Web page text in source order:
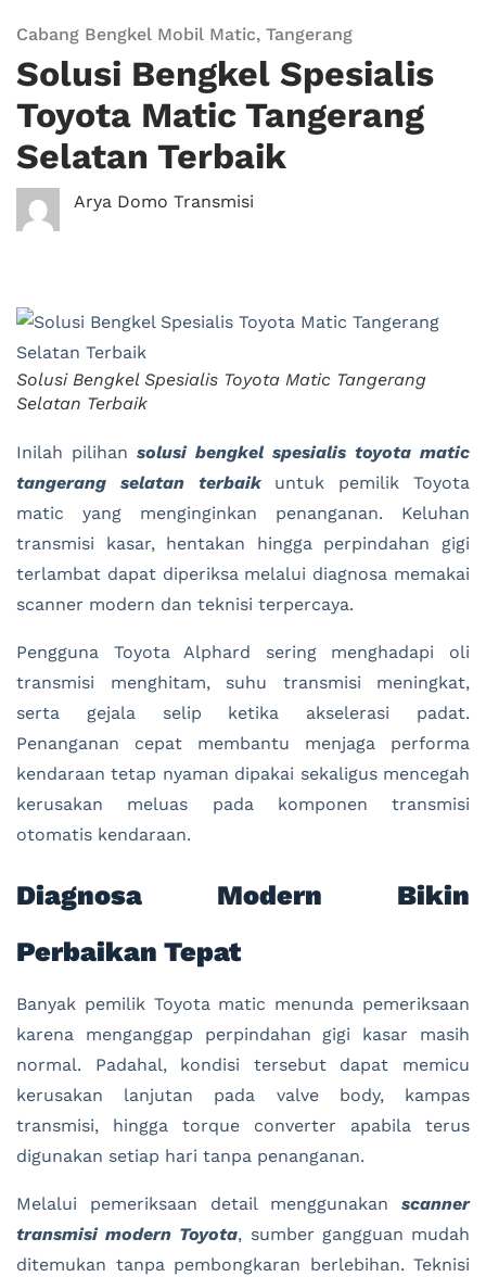
Cabang Bengkel Mobil Matic, Tangerang
Solusi Bengkel Spesialis
Toyota Matic Tangerang
Selatan Terbaik
Arya Domo Transmisi
Solusi Bengkel Spesialis Toyota Matic Tangerang
Selatan Terbaik
Inilah pilihan solusi bengkel spesialis toyota matic
tangerang selatan terbaikuntuk pemilik Toyota
matic yang menginginkan penanganan. Keluhan
transmisi kasar, hentakan hingga perpindahan gigi
terlambat dapat diperiksa melalui diagnosa memakai
scanner modern dan teknisi terpercaya.
Pengguna Toyota Alphard sering menghadapi oli
transmisi menghitam, suhu transmisi meningkat,
serta gejala selip ketika akselerasi padat.
Penanganan cepat membantu menjaga performa
kendaraan tetap nyaman dipakai sekaligus mencegah
kerusakan meluas pada komponen transmisi
otomatis kendaraan.
Diagnosa Modern Bikin
Perbaikan Tepat
Banyak pemilik Toyota matic menunda pemeriksaan
karena menganggap perpindahan gigi kasar masih
normal. Padahal, kondisi tersebut dapat memicu
kerusakan lanjutan pada valve body, kampas
transmisi, hingga torque converter apabila terus
digunakan setiap hari tanpa penanganan.
Melalui pemeriksaan detail menggunakan scanner
transmisi modern Toyota, sumber gangguan mudah
ditemukan tanpa pembongkaran berlebihan. Teknisi